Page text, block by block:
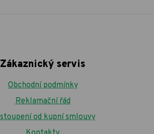
Zákaznický servis
Obchodní podmínky
Reklamační řád
od kupní smlouvy